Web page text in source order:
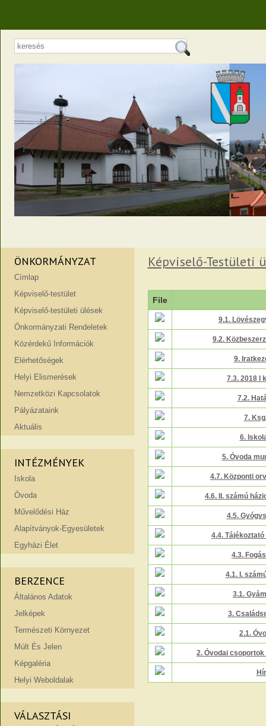
ÖNKORMÁNYZAT
Címlap
Képviselő-testület
Képviselő-testületi ülések
Önkormányzati Rendeletek
Közérdekű Információk
Elérhetőségek
Helyi Elismerések
Nemzetközi Kapcsolatok
Pályázataink
Aktuális
INTÉZMÉNYEK
Iskola
Óvoda
Művelődési Ház
Alapítványok-Egyesületek
Egyházi Élet
BERZENCE
Általános Adatok
Jelképek
Természeti Környezet
Múlt És Jelen
Képgaléria
Helyi Weboldalak
VÁLASZTÁSI
Képviselő-Testületi
File
9.1.
9.2.
9.
7.3. 2018 I
7.2.
7.
6.
5. Óvoda
4.7. Központi
4.6. II. számú
4.5.
4.4.
4.3.
4.1. I.
3.1.
3.
2.1.
2. Óvodai